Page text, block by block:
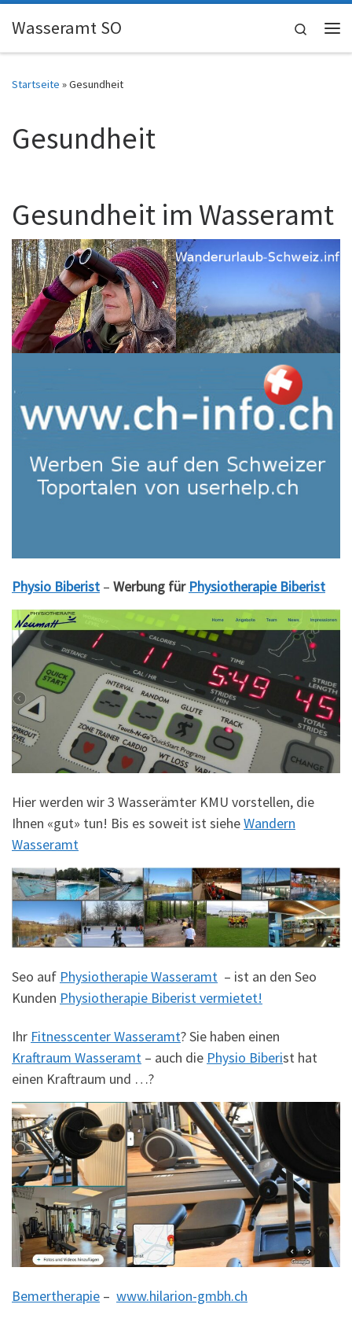
Skip to content
Wasseramt SO
Search
Startseite »Gesundheit
Gesundheit
Gesundheit im Wasseramt
Physio Biberist – Werbung für Physiotherapie Biberist
Hier werden wir 3 Wasserämter KMU vorstellen, die
Ihnen «gut» tun! Bis es soweit ist sieheWandern
Wasseramt
Seo auf Physiotherapie Wasseramt – ist an den Seo
Kunden Physiotherapie Biberist vermietet!
Ihr Fitnesscenter Wasseramt? Sie haben einen
Kraftraum Wasseramt – auch die Physio Biberist hat
einen Kraftraum und …?
Bemertherapie – www.hilarion-gmbh.ch